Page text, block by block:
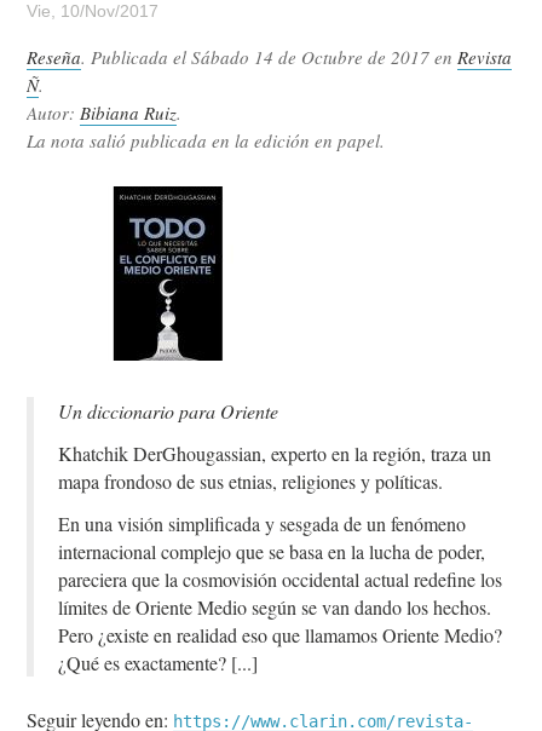
Vie, 10/Nov/2017
Reseña. Publicada elSábado 14 de Octubre de 2017 enRevista
Ñ.
Autor:Bibiana Ruiz.
La nota salió publicada en la edición en papel.
Un diccionario para Oriente
Khatchik DerGhougassian, experto en la región, traza un
mapa frondoso de sus etnias, religiones y políticas.
En una visión simplificada y sesgada de un fenómeno
internacional complejo que se basa en la lucha de poder,
pareciera que la cosmovisión occidental actual redefine los
límites de Oriente Medio según se van dando los hechos.
Pero ¿existe en realidad eso que llamamos Oriente Medio?
¿Qué es exactamente?
Seguir leyendo en: https://www.clarin.com/revista-